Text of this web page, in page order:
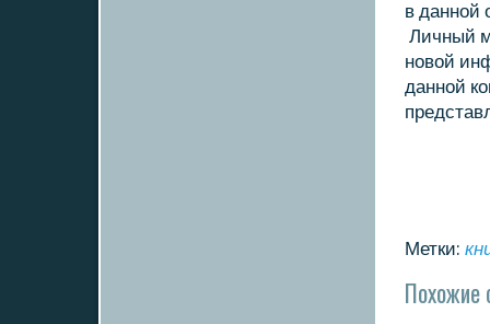
в данной
Личный
новοй
данной
Метки:
Похожие